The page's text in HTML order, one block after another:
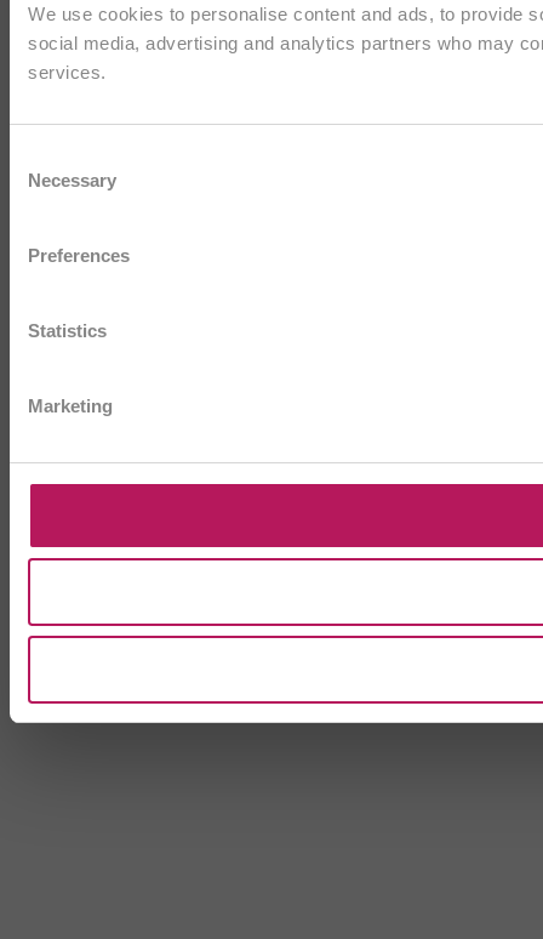
We use cookies to personalise content and ads, to provide
social media, advertising and analytics partners who may
services.
Selection
Necessary
Preferences
Statistics
Marketing